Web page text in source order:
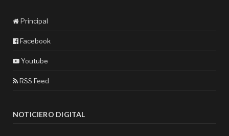
Principal
Facebook
Youtube
RSS Feed
NOTICIERO DIGITAL